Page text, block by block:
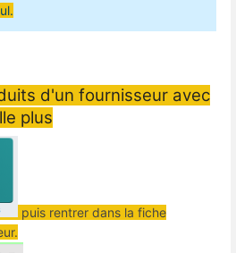
d'un fournisseur avec
plus
puis rentrer dans la fiche